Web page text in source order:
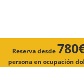
Reserva desde
persona en ocupación